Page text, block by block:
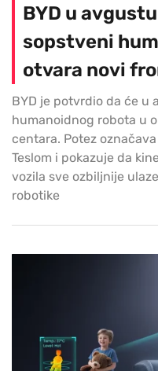
BYD u
sopstveni
otvara novi
BYD je potvrdio da će
humanoidnog robota u
centara. Potez
Teslom i pokazuje da
vozila sve ozbiljnije
robotike